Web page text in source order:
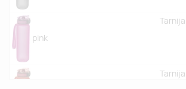
pink